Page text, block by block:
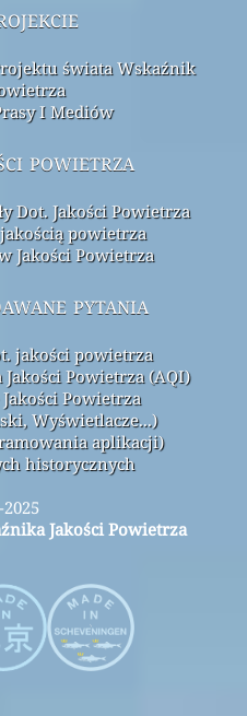
świata Wskaźnik
I Mediów
powietrza
Dot. Jakości Powietrza
powietrza
Jakości Powietrza
pytania
jakości powietrza
Powietrza (AQI)
Powietrza
Wyświetlacze...)
aplikacji)
historycznych
Jakości Powietrza